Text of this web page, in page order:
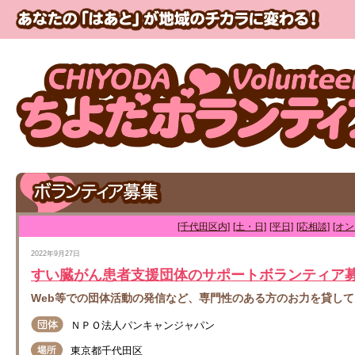
[千代田区内] [土・日] [平日] [応相談] [オ
2022年9月27日
すい臓がん患者支援団体のサポートボランティア
Web等での団体活動の発信など、専門性のある方のお力を貸し
ＮＰＯ法人パンキャンジャパン
東京都千代田区